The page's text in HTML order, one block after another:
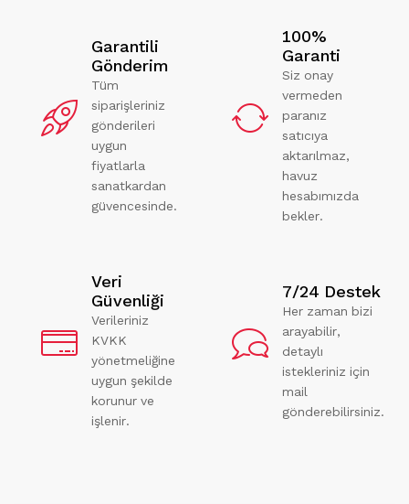
Garantili
Gönderim
Tüm
siparişleriniz
gönderileri
uygun
fiyatlarla
sanatkardan
güvencesinde.
100%
Garanti
Siz onay
vermeden
paranız
satıcıya
aktarılmaz,
havuz
hesabımızda
bekler.
Veri
Güvenliği
Verileriniz
KVKK
yönetmeliğine
uygun şekilde
korunur ve
işlenir.
7/24 Destek
Her zaman bizi
arayabilir,
detaylı
istekleriniz için
mail
gönderebilirsiniz.